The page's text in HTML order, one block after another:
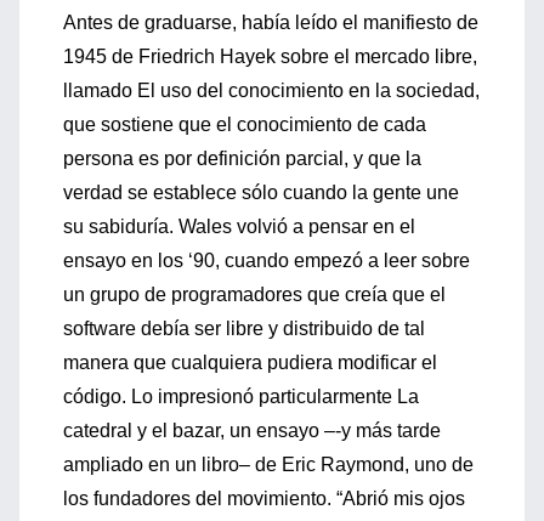
Antes de graduarse, había leído el manifiesto de
1945 de Friedrich Hayek sobre el mercado libre,
llamado El uso del conocimiento en la sociedad,
que sostiene que el conocimiento de cada
persona es por definición parcial, y que la
verdad se establece sólo cuando la gente une
su sabiduría. Wales volvió a pensar en el
ensayo en los ‘90, cuando empezó a leer sobre
un grupo de programadores que creía que el
software debía ser libre y distribuido de tal
manera que cualquiera pudiera modificar el
código. Lo impresionó particularmente La
catedral y el bazar, un ensayo –-y más tarde
ampliado en un libro– de Eric Raymond, uno de
los fundadores del movimiento. “Abrió mis ojos